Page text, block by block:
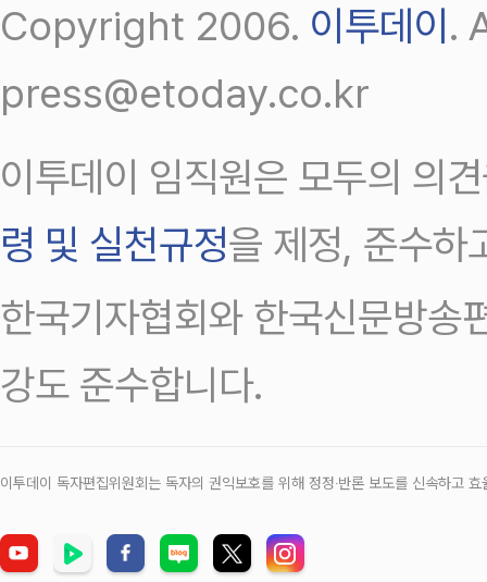
Copyright 2006. 이투데이 .
press@etoday.co.kr
이투데이 임직원은 모두의 의
령 및 실천규정을 제정, 준수하
한국기자협회와 한국신문방송
강도 준수합니다.
이투데이 독자편집위원회는 독자의 권익보호를 위해 정정‧반론 보도를 신속하고